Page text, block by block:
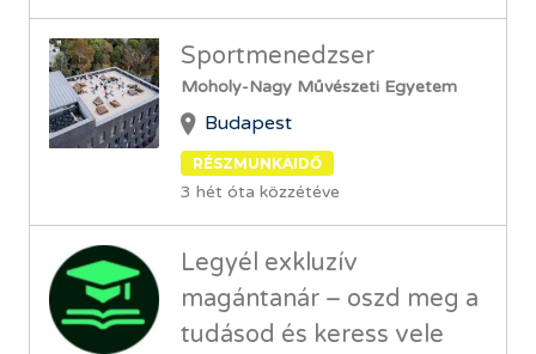
Sportmenedzser
Moholy-Nagy Művészeti Egyetem
Budapest
RÉSZMUNKAIDŐ
3 hét óta közzétéve
Legyél exkluzív
magántanár – oszd meg a
tudásod és keress vele